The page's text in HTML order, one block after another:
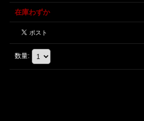
在庫わずか
数量: